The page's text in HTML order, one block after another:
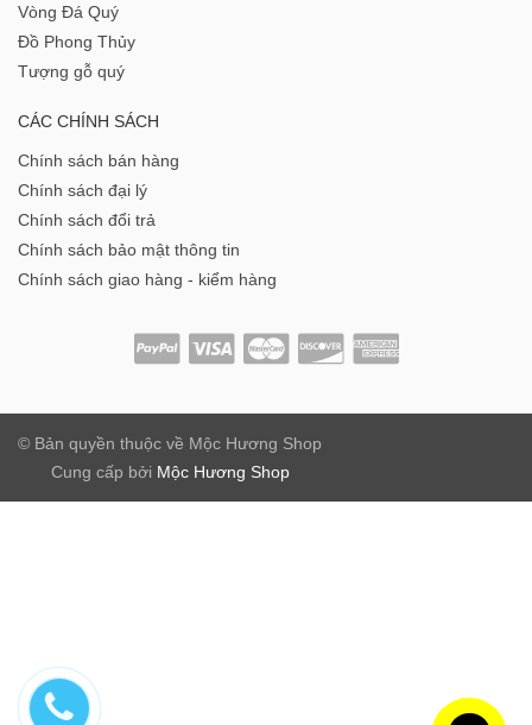
Vòng Đá Quý
Đồ Phong Thủy
Tượng gỗ quý
CÁC CHÍNH SÁCH
Chính sách bán hàng
Chính sách đại lý
Chính sách đổi trả
Chính sách bảo mật thông tin
Chính sách giao hàng - kiểm hàng
© Bản quyền thuộc về Mộc Hương Shop
Cung cấp bởi Mộc Hương Shop